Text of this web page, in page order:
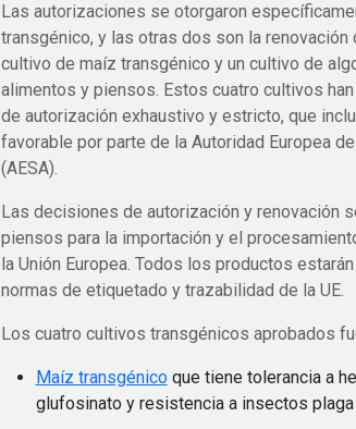
Las autorizaciones se otorgaron
transgénico, y las otras dos son la
cultivo de maíz transgénico y un cultivo de
alimentos y piensos. Estos cuatro cultivos
de autorización exhaustivo y estricto, que
favorable por parte de la Autoridad Europea
(AESA).
Las decisiones de autorización y renovación
piensos para la importación y el
la Unión Europea. Todos los productos
normas de etiquetado y trazabilidad de la UE.
Los cuatro cultivos transgénicos aprobados
Maíz transgénicoque tiene tolerancia a
glufosinato y resistencia a insectos